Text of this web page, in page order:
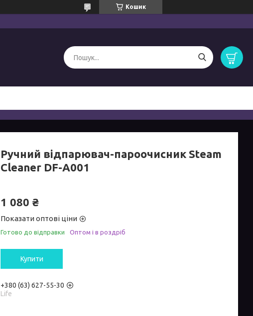
Кошик
Ручний відпарювач-пароочисник Steam
Cleaner DF-A001
1 080 ₴
Показати оптові ціни
Готово до відправки Оптом і в роздріб
Купити
+380 (63) 627-55-30
Life